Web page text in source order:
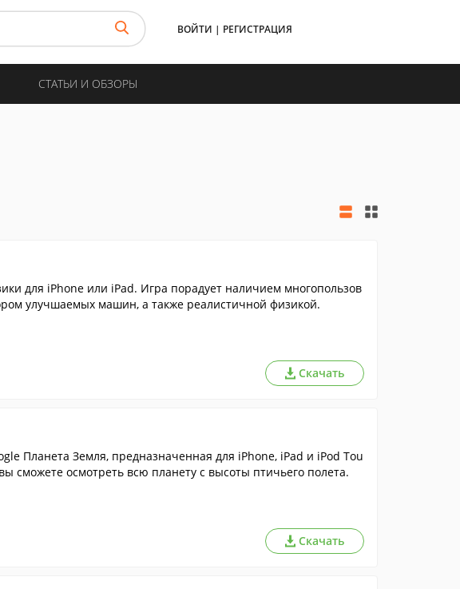
ВОЙТИ | РЕГИСТРАЦИЯ
СТАТЬИ И ОБЗОРЫ
для iPhone или iPad. Игра порадует наличием многопользов
улучшаемых машин, а также реалистичной физикой.
Скачать
Планета Земля, предназначенная для iPhone, iPad и iPod Tou
сможете осмотреть всю планету с высоты птичьего полета.
Скачать